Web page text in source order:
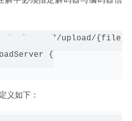
= "/upload/{file}",
{
义如下：